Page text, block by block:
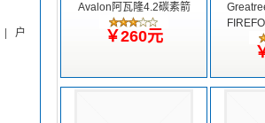
户
Avalon阿瓦隆4.2碳素箭
￥260元